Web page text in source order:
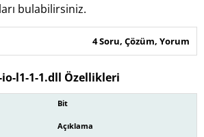
bulabilirsiniz.
4 Soru, Çözüm, Yorum
l1-1-1.dll Özellikleri
Bit
Açıklama